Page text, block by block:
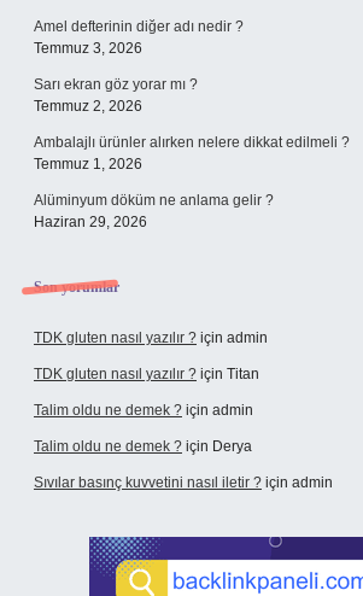
Amel defterinin diğer adı nedir ?
Temmuz 3, 2026
Sarı ekran göz yorar mı ?
Temmuz 2, 2026
Ambalajlı ürünler alırken nelere dikkat edilmeli ?
Temmuz 1, 2026
Alüminyum döküm ne anlama gelir ?
Haziran 29, 2026
Son yorumlar
TDK gluten nasıl yazılır ? için admin
TDK gluten nasıl yazılır ? için Titan
Talim oldu ne demek ? için admin
Talim oldu ne demek ? için Derya
Sıvılar basınç kuvvetini nasıl iletir ? için admin